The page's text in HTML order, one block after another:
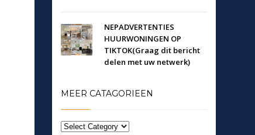
NEPADVERTENTIES
HUURWONINGEN OP
TIKTOK(Graag dit bericht
delen met uw netwerk)
MEER CATAGORIEEN